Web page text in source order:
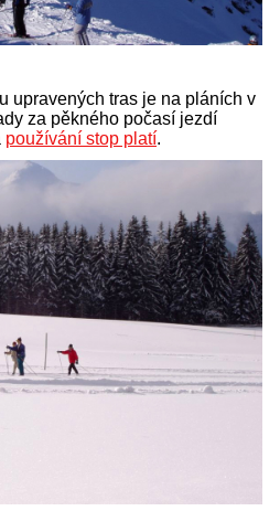
upravených tras je na pláních v
za pěkného počasí jezdí
používání stop platí.